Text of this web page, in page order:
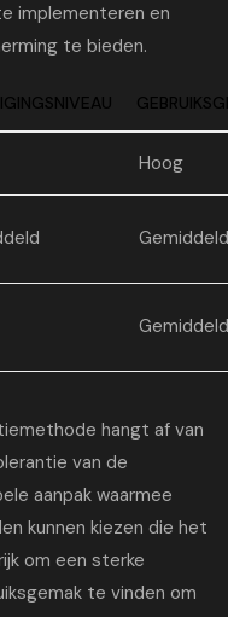
implementeren en
te bieden.
Hoog
Gemiddeld
Gemiddeld
hangt af van
van de
aanpak waarmee
kunnen kiezen die het
om een sterke
te vinden om